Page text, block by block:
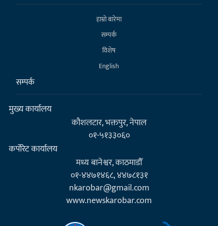
हाम्राे बारेमा
सम्पर्क
विशेष
English
सम्पर्क
मुख्य कार्यालय
कौशलटार, भक्तपुर, नेपाल
०१-५१३३०६०
कर्पाेरेट कार्यालय
मध्य बानेश्वर, काठमाडौँ
०१-४४७१४६८, ४४७८१३१
nkarobar@gmail.com
www.newskarobar.com